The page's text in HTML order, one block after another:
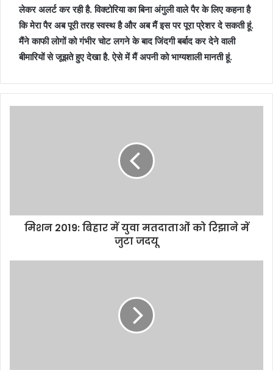
लेकर अलर्ट कर रही है. विक्टोरिया का बिना अंगुली वाले पैर के लिए कहना है
कि मेरा पैर अब पूरी तरह स्वस्थ है और अब मैं इस पर पूरा प्रेशर दे सकती हूं.
मैंने काफी लोगों को गंभीर चोट लगने के बाद जिंदगी बर्बाद कर देने वाली
बीमारियों से जूझते हुए देखा है. ऐसे में मैं अपनी को भाग्यशाली मानती हूं.
मिशन 2019: बिहार में युवा मतदाताओं को रिझाने में
जुटा जदयू